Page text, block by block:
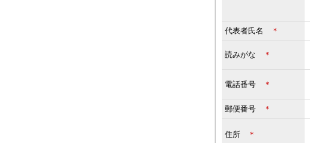
代表者氏名
＊
読みがな
＊
電話番号 ＊
郵便番号
＊
住所 ＊